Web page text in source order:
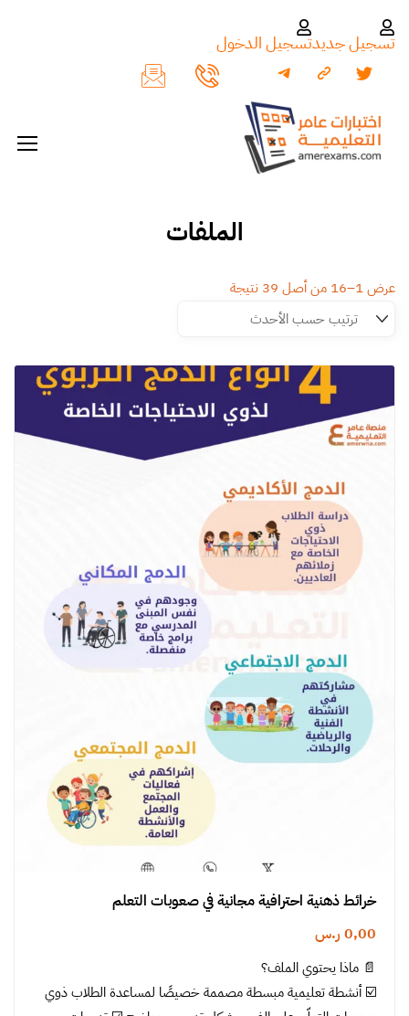
تسجيل جديدتسجيل الدخول
الملفات
عرض 1–16 من أصل 39 نتيجة
خرائط ذهنية احترافية مجانية في صعوبات التعلم
0,00 ر.س
📄 ماذا يحتوي الملف؟
☑️ أنشطة تعليمية مبسطة مصممة خصيصًا لمساعدة الطلاب ذوي